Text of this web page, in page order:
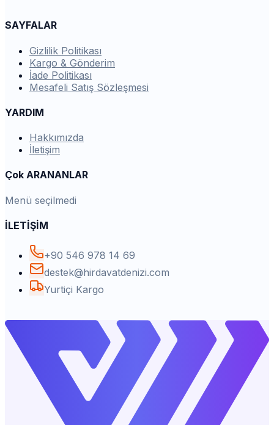
SAYFALAR
Gizlilik Politikası
Kargo & Gönderim
İade Politikası
Mesafeli Satış Sözleşmesi
YARDIM
Hakkımızda
İletişim
Çok ARANANLAR
Menü seçilmedi
İLETİŞİM
+90 546 978 14 69
destek@hirdavatdenizi.com
Yurtiçi Kargo